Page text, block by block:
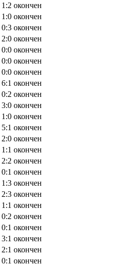
1:2 окончен
1:0 окончен
0:3 окончен
2:0 окончен
0:0 окончен
0:0 окончен
0:0 окончен
6:1 окончен
0:2 окончен
3:0 окончен
1:0 окончен
5:1 окончен
2:0 окончен
1:1 окончен
2:2 окончен
0:1 окончен
1:3 окончен
2:3 окончен
1:1 окончен
0:2 окончен
0:1 окончен
3:1 окончен
2:1 окончен
0:1 окончен